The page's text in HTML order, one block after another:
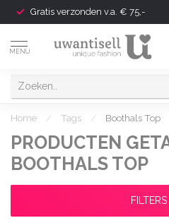
Gratis verzonden v.a. € 75,-
MENU
Home / Tags / Boothals Top
PRODUCTEN
BOOTHALS TOP
FILTERS